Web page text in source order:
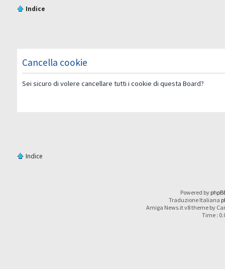
Indice
Cancella cookie
Sei sicuro di volere cancellare tutti i cookie di questa Board?
Indice
Powered by
Traduzione Italiana
Amiga News.it v8 theme by
Time :